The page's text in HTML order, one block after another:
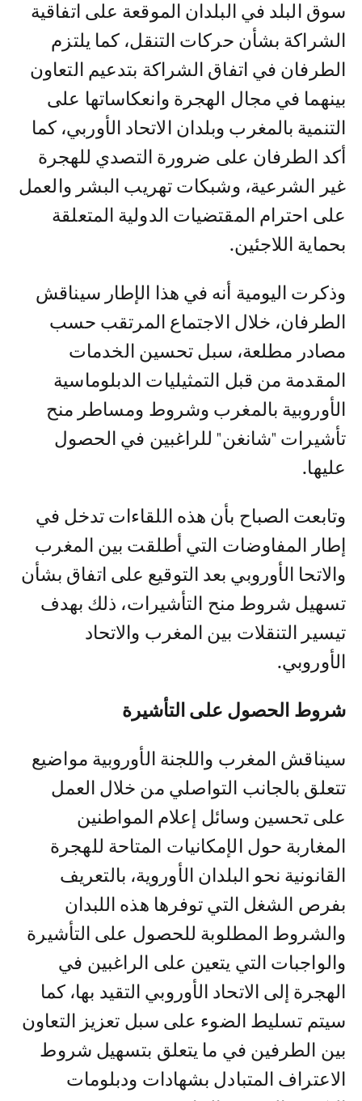
سوق البلد في البلدان الموقعة على اتفاقية
الشراكة بشأن حركات التنقل، كما يلتزم
الطرفان في اتفاق الشراكة بتدعيم التعاون
بينهما في مجال الهجرة وانعكاساتها على
التنمية بالمغرب وبلدان الاتحاد الأوربي، كما
أكد الطرفان على ضرورة التصدي للهجرة
غير الشرعية، وشبكات تهريب البشر والعمل
على احترام المقتضيات الدولية المتعلقة
بحماية اللاجئين.
وذكرت اليومية أنه في هذا الإطار سيناقش
الطرفان، خلال الاجتماع المرتقب حسب
مصادر مطلعة، سبل تحسين الخدمات
المقدمة من قبل التمثيليات الدبلوماسية
الأوروبية بالمغرب وشروط ومساطر منح
تأشيرات "شانغن" للراغبين في الحصول
عليها.
وتابعت الصباح بأن هذه اللقاءات تدخل في
إطار المفاوضات التي أطلقت بين المغرب
والاتحا الأوروبي بعد التوقيع على اتفاق بشأن
تسهيل شروط منح التأشيرات، ذلك بهدف
تيسير التنقلات بين المغرب والاتحاد
الأوروبي.
شروط الحصول على التأشيرة
سيناقش المغرب واللجنة الأوروبية مواضيع
تتعلق بالجانب التواصلي من خلال العمل
على تحسين وسائل إعلام المواطنين
المغاربة حول الإمكانيات المتاحة للهجرة
القانونية نحو البلدان الأوروية، بالتعريف
بفرص الشغل التي توفرها هذه اللبدان
والشروط المطلوبة للحصول على التأشيرة
والواجبات التي يتعين على الراغبين في
الهجرة إلى الاتحاد الأوروبي التقيد بها، كما
سيتم تسليط الضوء على سبل تعزيز التعاون
بين الطرفين في ما يتعلق بتسهيل شروط
الاعتراف المتبادل بشهادات ودبلومات